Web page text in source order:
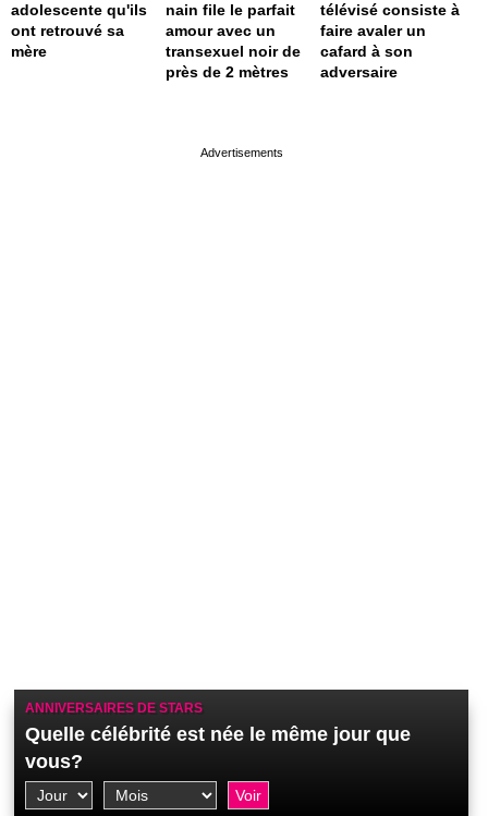
adolescente qu'ils
ont retrouvé sa
mère
nain file le parfait
amour avec un
transexuel noir de
près de 2 mètres
télévisé consiste à
faire avaler un
cafard à son
adversaire
ANNIVERSAIRES DE STARS
Quelle célébrité est née le même jour que
vous?